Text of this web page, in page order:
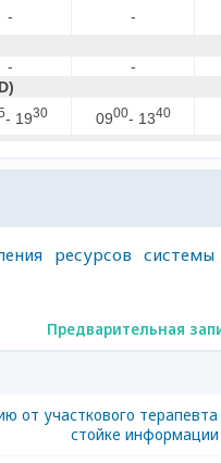
ресурсов системы
Предварительная
от участкового
стойке информации